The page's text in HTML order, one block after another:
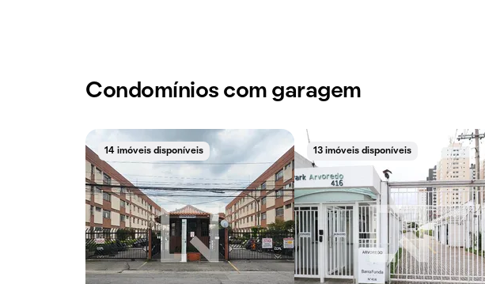
Condomínios com garagem
14 imóveis disponíveis 13 imóveis disponíveis